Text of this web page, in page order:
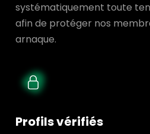
systématiquement toute
afin de protéger nos
arnaque.
Profils vérifiés